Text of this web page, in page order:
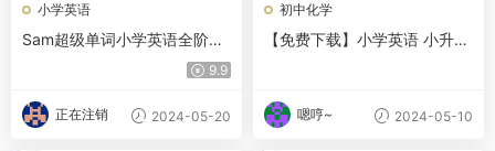
小学英语
Sam超级单词小学英语全阶段
9.9
正在注销 2024-05-20
初中化学
【免费下载】小学英语 小升初
嗯哼~ 2024-05-10